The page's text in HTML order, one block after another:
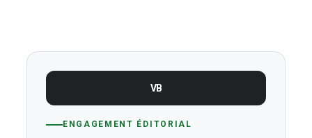
VB
ENGAGEMENT ÉDITORIAL